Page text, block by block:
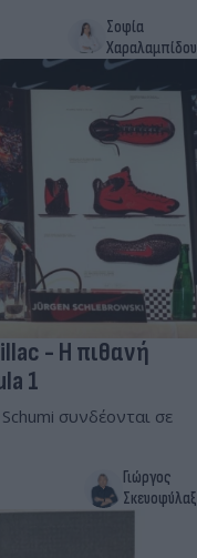
Σοφία
Χαραλαμπίδου
- Η πιθανή
1
συνδέονται σε
Γιώργος
Σκευοφύλαξ